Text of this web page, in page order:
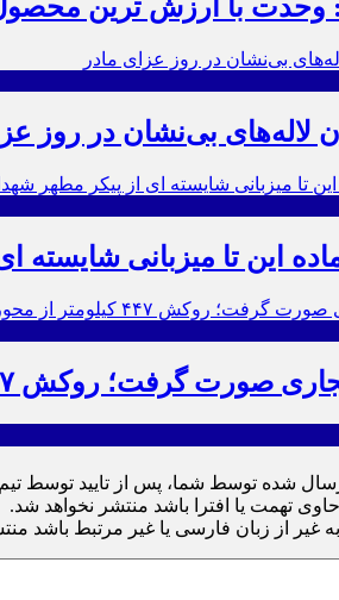
وحدت با ارزش ترین
لاله‌های بی‌نشان در روز
این تا میزبانی شایسته
گرفت؛ روکش ۴۴۷ کیلومتر از محورهای خراسان جنوبی
شده توسط شما، پس از تایید توسط
تهمت یا افترا باشد منتشر نخواهد شد.
غیر از زبان فارسی یا غیر مرتبط باشد